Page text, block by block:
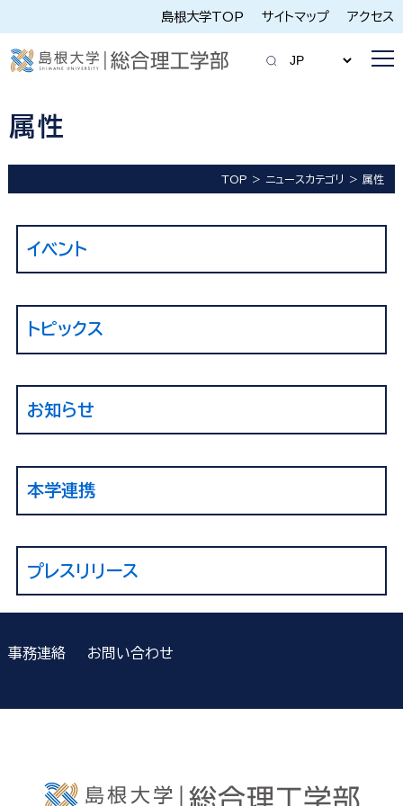
島根大学TOP サイトマップ アクセス
属性
TOP ニュースカテゴリ 属性
イベント
トピックス
お知らせ
本学連携
プレスリリース
事務連絡 お問い合わせ